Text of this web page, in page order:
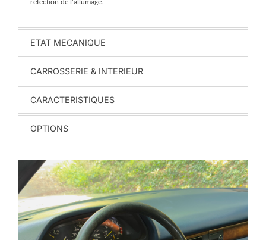
réfection de l'allumage.
ETAT MECANIQUE
CARROSSERIE & INTERIEUR
CARACTERISTIQUES
OPTIONS